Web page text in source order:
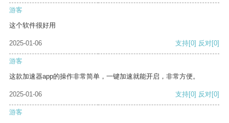
游客
这个软件很好用
2025-01-06 支持[0] 反对[0]
游客
这款加速器app的操作非常简单，一键加速就能开启，非常方便。
2025-01-06 支持[0] 反对[0]
游客